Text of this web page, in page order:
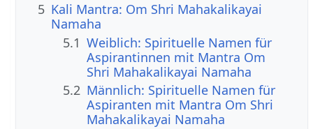
5 Kali Mantra: Om Shri Mahakalikayai
Namaha
5.1 Weiblich: Spirituelle Namen für
Aspirantinnen mit Mantra Om
Shri Mahakalikayai Namaha
5.2 Männlich: Spirituelle Namen für
Aspiranten mit Mantra Om Shri
Mahakalikayai Namaha